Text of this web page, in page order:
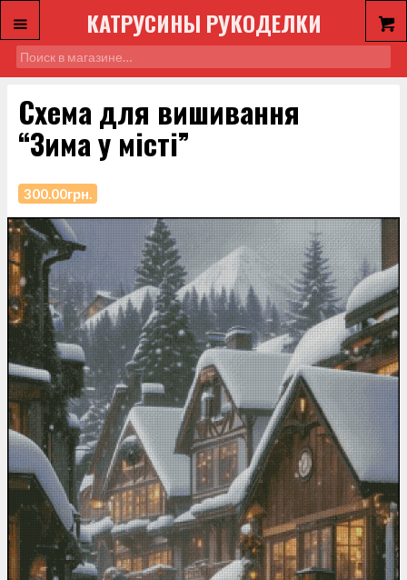
КАТРУСИНЫ РУКОДЕЛКИ
Схема для вишивання
“Зима у місті”
300.00грн.